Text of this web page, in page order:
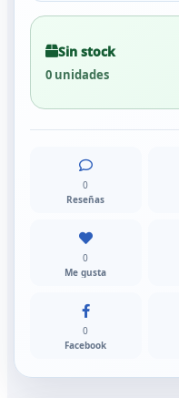
Sin stock
0 unidades
0
Reseñas
0
Me gusta
0
Facebook